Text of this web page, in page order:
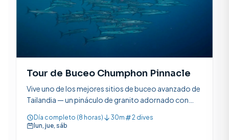
Tour de Buceo Chumphon Pinnacle
Vive uno de los mejores sitios de buceo avanzado de
Tailandia — un pináculo de granito adornado con
de ver tiburones ballena.
Día completo (8 horas) 30m
2 dives
lun, jue, sáb